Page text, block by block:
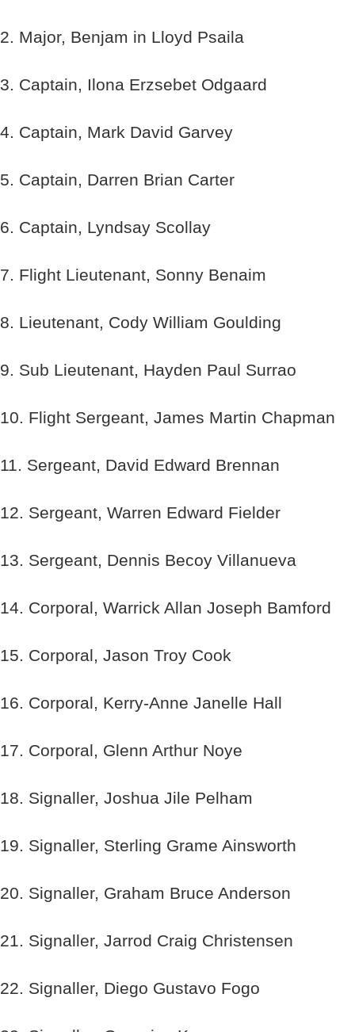
2. Major, Benjam in Lloyd Psaila
3. Captain, Ilona Erzsebet Odgaard
4. Captain, Mark David Garvey
5. Captain, Darren Brian Carter
6. Captain, Lyndsay Scollay
7. Flight Lieutenant, Sonny Benaim
8. Lieutenant, Cody William Goulding
9. Sub Lieutenant, Hayden Paul Surrao
10. Flight Sergeant, James Martin Chapman
11. Sergeant, David Edward Brennan
12. Sergeant, Warren Edward Fielder
13. Sergeant, Dennis Becoy Villanueva
14. Corporal, Warrick Allan Joseph Bamford
15. Corporal, Jason Troy Cook
16. Corporal, Kerry-Anne Janelle Hall
17. Corporal, Glenn Arthur Noye
18. Signaller, Joshua Jile Pelham
19. Signaller, Sterling Grame Ainsworth
20. Signaller, Graham Bruce Anderson
21. Signaller, Jarrod Craig Christensen
22. Signaller, Diego Gustavo Fogo